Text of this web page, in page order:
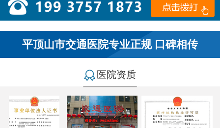
平顶山市交通医院专业正规 口碑相传
医院资质
小李：
医院环境不错，就是人有点多，多亏手机预约了，